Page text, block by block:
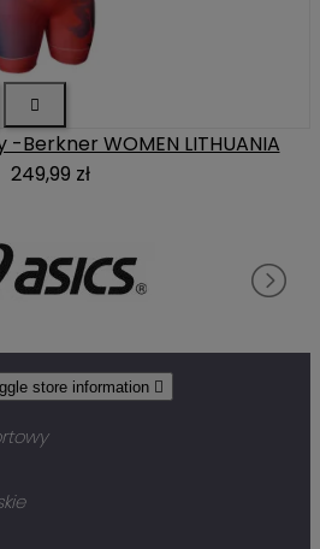

Berkner WOMEN LITHUANIA
249,99 zł
store information 